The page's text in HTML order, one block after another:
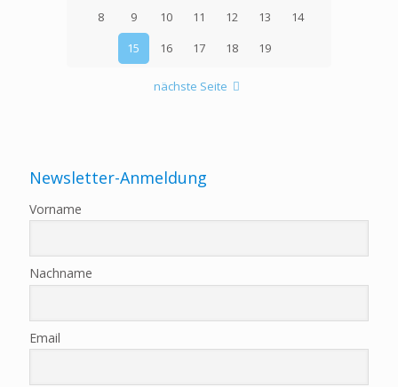
8
9 10 11 12 13
14
15
16 17 18 19
nächste Seite
Newsletter-Anmeldung
Vorname
Nachname
Email